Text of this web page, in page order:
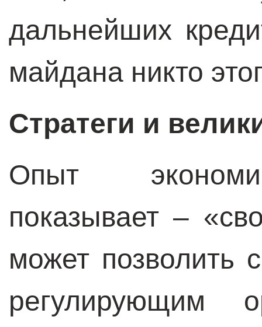
дальнейших
майдана никто
Стратеги и
Опыт
показывает –
может позволить
регулирующим